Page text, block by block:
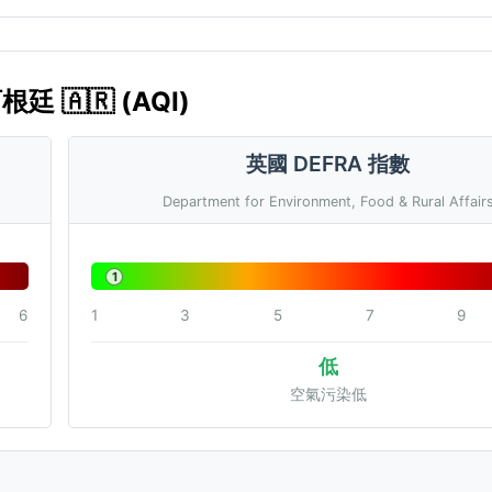
根廷 🇦🇷 (AQI)
6
英國 DEFRA 指數
Department for Environment, Food & Rural
1
1 3 5 7 9
低
空氣污染低